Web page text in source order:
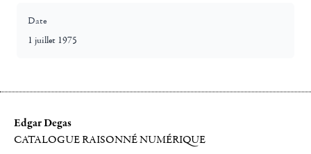
Date
1 juillet 1975
Edgar Degas
CATALOGUE RAISONNÉ NUMÉRIQUE